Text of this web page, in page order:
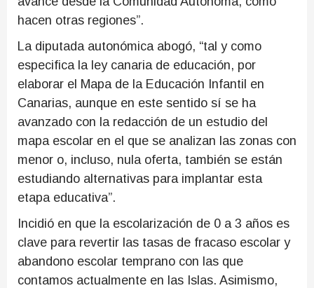
hacen otras regiones”.
La diputada autonómica abogó, “tal y como
especifica la ley canaria de educación, por
elaborar el Mapa de la Educación Infantil en
Canarias, aunque en este sentido sí se ha
avanzado con la redacción de un estudio del
mapa escolar en el que se analizan las zonas con
menor o, incluso, nula oferta, también se están
estudiando alternativas para implantar esta
etapa educativa”.
Incidió en que la escolarización de 0 a 3 años es
clave para revertir las tasas de fracaso escolar y
abandono escolar temprano con las que
contamos actualmente en las Islas. Asimismo,